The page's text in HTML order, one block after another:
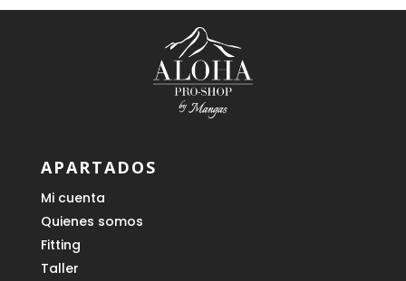
APARTADOS
Mi cuenta
Quienes somos
Fitting
Taller